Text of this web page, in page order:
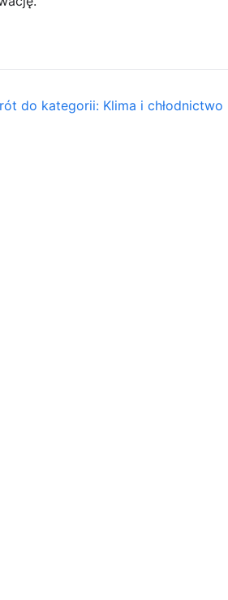
do kategorii: Klima i chłodnictwo